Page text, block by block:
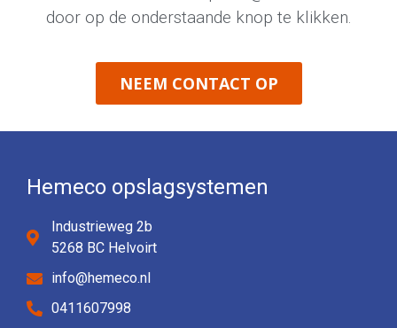
door op de onderstaande knop te klikken.
NEEM CONTACT OP
Hemeco opslagsystemen
Industrieweg 2b
5268 BC Helvoirt
info@hemeco.nl
0411607998